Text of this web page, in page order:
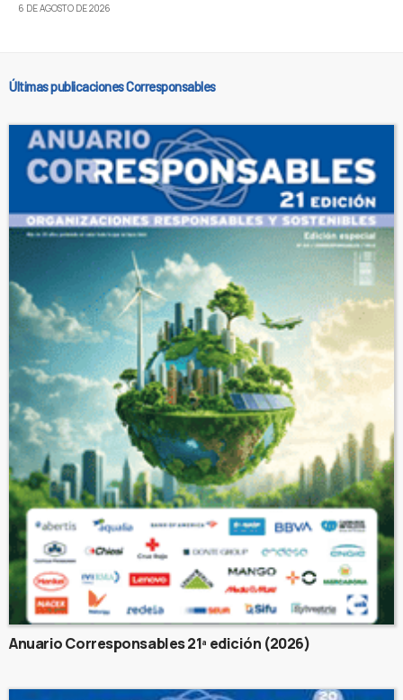
6 DE AGOSTO DE 2026
Últimas publicaciones Corresponsables
Anuario Corresponsables 21ª edición (2026)